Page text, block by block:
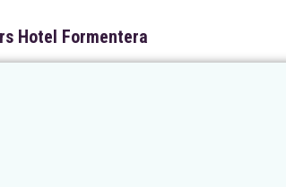
Hotel Formentera